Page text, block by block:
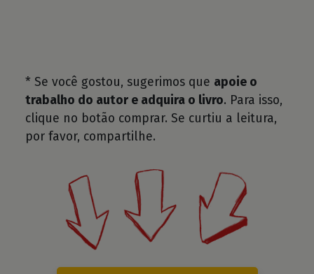
* Se você gostou, sugerimos que apoie o
trabalho do autor e adquira o livro. Para isso,
clique no botão comprar. Se curtiu a leitura,
por favor, compartilhe.